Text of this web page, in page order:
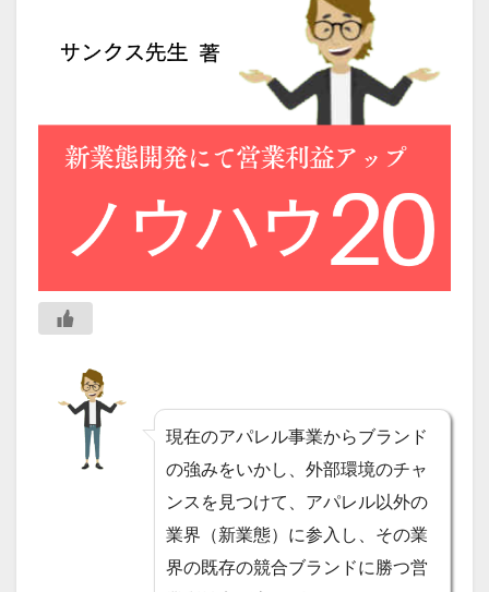
現在のアパレル事業からブランド
の強みをいかし、外部環境のチャ
ンスを見つけて、アパレル以外の
業界（新業態）に参入し、その業
界の既存の競合ブランドに勝つ営